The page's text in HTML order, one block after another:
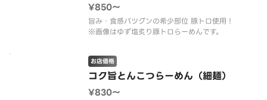
¥850〜
旨み・食感バツグンの希少部位 豚トロ使用！
※画像はゆず塩炙り豚トロらーめんです。
コク旨とんこつらーめん（細麺）
お店価格
¥830〜